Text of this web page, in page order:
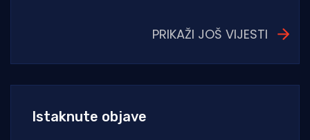
PRIKAŽI JOŠ VIJESTI
Istaknute objave